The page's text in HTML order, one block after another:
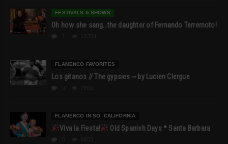
FESTIVALS & SHOWS
Oh how she sang…the daughter of Fernando Terremoto!
FLAMENCO FAVORITES
Los gitanos // The gypsies ~ by Lucien Clergue
FLAMENCO IN SO. CALIFORNIA
Viva la Fiesta! Old Spanish Days * Santa Barbara